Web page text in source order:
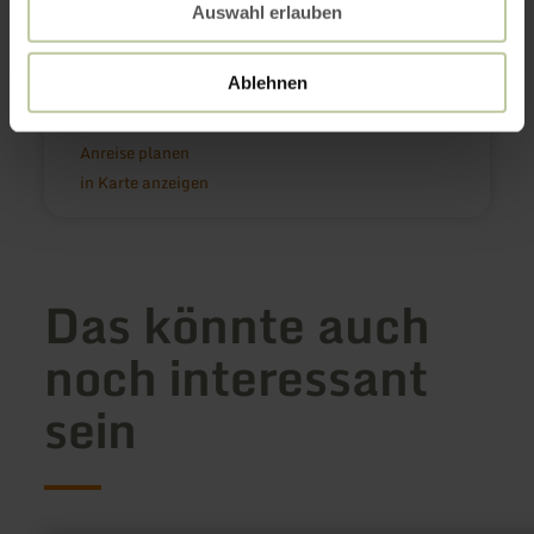
Auswahl erlauben
Ablehnen
54550 Daun
(0049) 6592 985353
Anreise planen
in Karte anzeigen
Das könnte auch
noch interessant
sein